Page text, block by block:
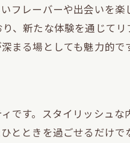
フレーバーや出会いを楽
、新たな体験を通じて
まる場としても魅力的で
です。スタイリッシュな
とときを過ごせるだけ